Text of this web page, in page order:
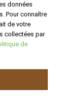
données
Pour connaître
de votre
collectées par
de